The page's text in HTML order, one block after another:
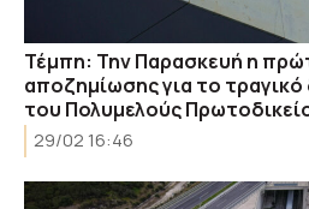
Τέμπη: Την Παρασκευή η
αποζημίωσης για το
του Πολυμελούς
29/02 16:46